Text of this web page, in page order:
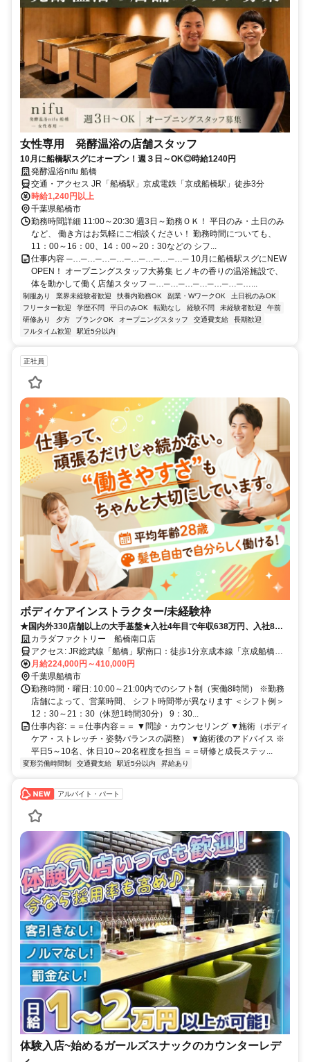
女性専用 発酵温浴の店舗スタッフ
10月に船橋駅スグにオープン！週３日～OK◎時給1240円
発酵温浴nifu 船橋
交通・アクセス JR「船橋駅」京成電鉄「京成船橋駅」徒歩3分
時給1,240円以上
千葉県船橋市
勤務時間詳細 11:00～20:30 週3日～勤務ＯＫ！ 平日のみ・土日のみ
など、 働き方はお気軽にご相談ください！ 勤務時間についても、
11：00～16：00、14：00～20：30などの シフ...
仕事内容 ─…─…─…─…─…─…─…─…─ 10月に船橋駅スグにNEW
OPEN！ オープニングスタッフ大募集 ヒノキの香りの温浴施設で、
体を動かして働く店舗スタッフ ─…─…─…─…─…─…─…...
制服あり 業界未経験者歓迎 扶養内勤務OK 副業・WワークOK
土日祝のみOK
フリーター歓迎
学歴不問 平日のみOK 転勤なし 経験不問 未経験者歓迎
午前
研修あり
夕方 ブランクOK オープニングスタッフ 交通費支給
長期歓迎
フルタイム歓迎
駅近5分以内
正社員
ボディケアインストラクター/未経験枠
★国内外330店舗以上の大手基盤★入社4年目で年収638万円、入社8年
目で年収923万円の実績あり！
カラダファクトリー 船橋南口店
アクセス: JR総武線「船橋」駅南口：徒歩1分​京成本線「京成船橋」
駅：徒歩1分
月給224,000円～410,000円
千葉県船橋市
勤務時間・曜日: 10:00～21:00内でのシフト制（実働8時間） ※勤務
店舗によって、営業時間、 シフト時間帯が異なります ＜シフト例＞
12：30～21：30（休憩1時間30分） 9：30...
仕事内容: ＝＝仕事内容＝＝ ▼問診・カウンセリング ▼施術（ボディ
ケア・ストレッチ・姿勢バランスの調整） ▼施術後のアドバイス ※
平日5～10名、休日10～20名程度を担当 ＝＝研修と成長ステッ...
変形労働時間制 交通費支給 駅近5分以内 昇給あり
アルバイト・パート
体験入店~始めるガールズスナックのカウンターレデ